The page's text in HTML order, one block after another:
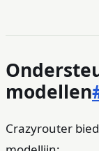
modellen
Crazyrouter